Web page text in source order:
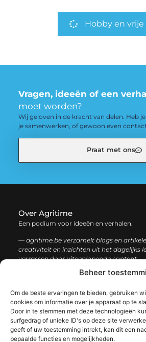
Beheer
Om de beste ervaringen te bieden, gebruiken
cookies om informatie over je apparaat op te
Door in te stemmen met deze technologieën
surfgedrag of unieke ID's op deze site
geeft of uw toestemming intrekt, kan dit een
bepaalde functies en mogelijkheden.
Hobby en
Vragen, ideeën of een
moet worden?
Wij geloven in de kracht van delen. Heb
je samenwerken, of gewoon even
Praat met ons
Over Agritime
Een podium voor ideeën en verhalen.
— agritime.be verzamelt blogs en
creativiteit en inzichten uit het dagelijks
verrassen door uiteenlopende content.
informatie